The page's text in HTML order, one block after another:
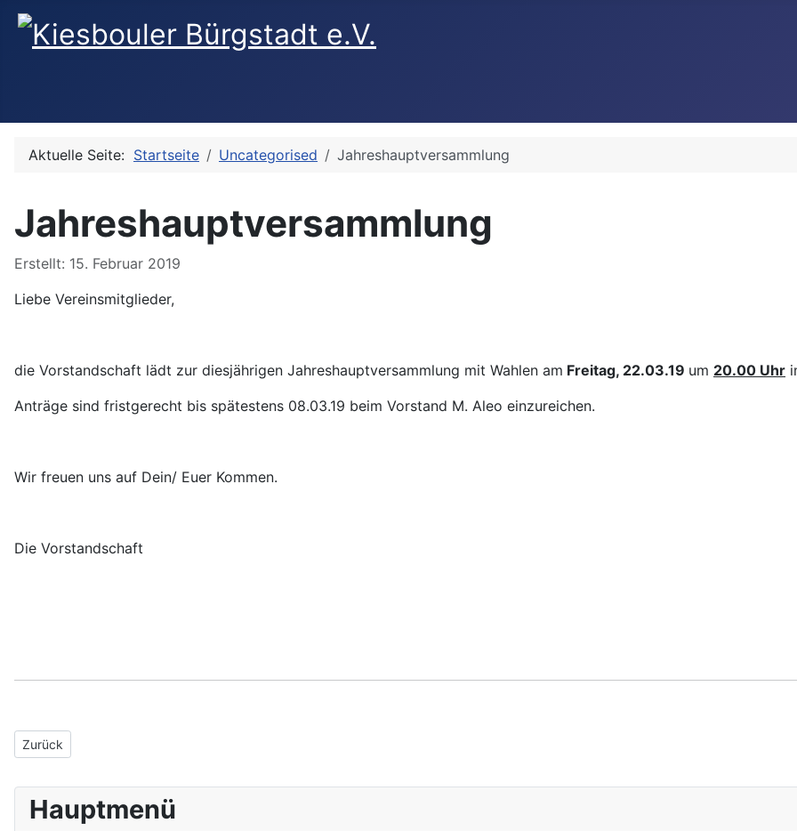
Aktuelle Seite: Startseite Uncategorised Jahreshauptversammlung
Jahreshauptversammlung
Details
Erstellt: 15. Februar 2019
Liebe Vereinsmitglieder,
die Vorstandschaft lädt zur diesjährigen Jahreshauptversammlung mit Wahlen am Freitag, 22.03.19 um 20.00 Uhr
Anträge sind fristgerecht bis spätestens 08.03.19 beim Vorstand M. Aleo einzureichen.
Wir freuen uns auf Dein/ Euer Kommen.
Die Vorstandschaft
Vorheriger Beitrag: Ligaspieltermine 2019 Bezirksoberliga und Ergebnisse
Zurück
Hauptmenü